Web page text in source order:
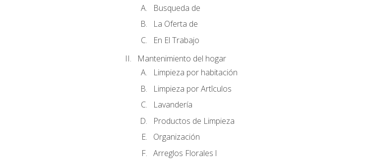
Busqueda de
La Oferta de
En El Trabajo
Mantenimiento del hogar
Limpieza por habitación
Limpieza por Artîculos
Lavandería
Productos de Limpieza
Organización
Arreglos Florales l